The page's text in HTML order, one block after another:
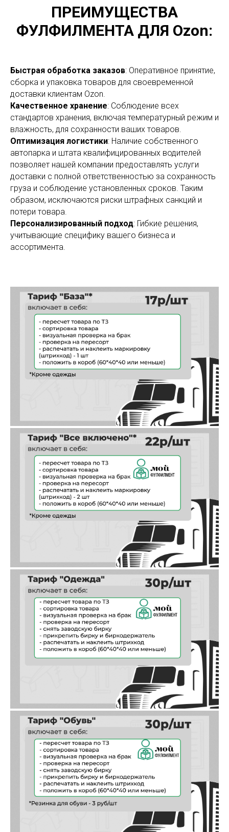
ПРЕИМУЩЕСТВА
ФУЛФИЛМЕНТА ДЛЯ Ozon:
Быстрая обработка заказов: Оперативное принятие,
сборка и упаковка товаров для своевременной
доставки клиентам Ozon.
Качественное хранение: Соблюдение всех
стандартов хранения, включая температурный режим и
влажность, для сохранности ваших товаров.
Оптимизация логистики: Наличие собственного
автопарка и штата квалифицированных водителей
позволяет нашей компании предоставлять услуги
доставки с полной ответственностью за сохранность
груза и соблюдение установленных сроков. Таким
образом, исключаются риски штрафных санкций и
потери товара.
Персонализированный подход: Гибкие решения,
учитывающие специфику вашего бизнеса и
ассортимента.